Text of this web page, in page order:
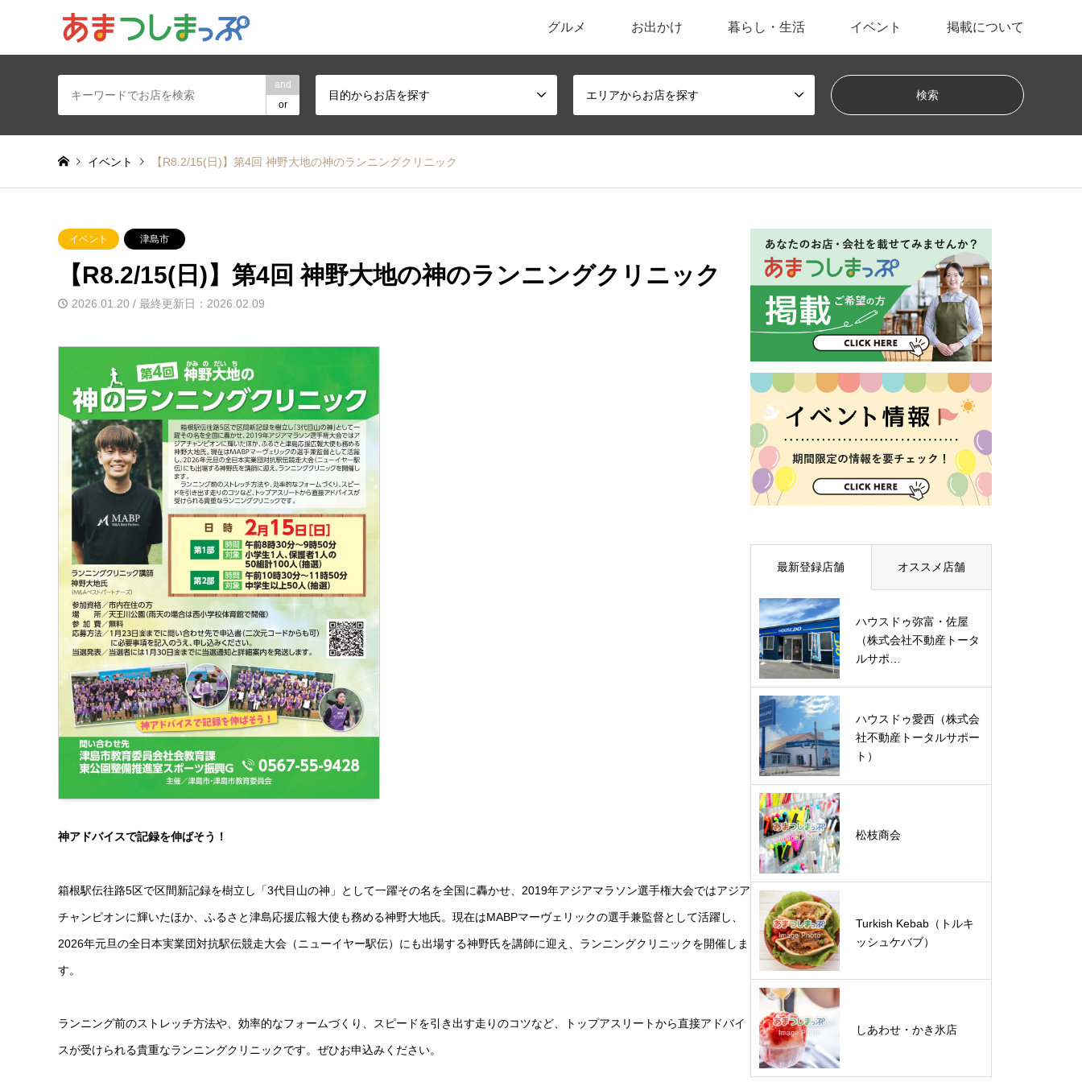
グルメ お出かけ 暮らし・生活 イベント 掲載について
and
or
目的からお店を探す エリアからお店を探す
イベント 【R8.2/15(日)】第4回 神野大地の神のランニングクリニック
イベント 津島市
【R8.2/15(日)】第4回 神野大地の神のランニングクリニック
2026.01.20 / 最終更新日：2026.02.09
神アドバイスで記録を伸ばそう！
箱根駅伝往路5区で区間新記録を樹立し「3代目山の神」として一躍その名を全国に轟かせ、2019年アジアマラソン選手権大会ではアジア
チャンピオンに輝いたほか、ふるさと津島応援広報大使も務める神野大地氏。現在はMABPマーヴェリックの選手兼監督として活躍し、
2026年元旦の全日本実業団対抗駅伝競走大会（ニューイヤー駅伝）にも出場する神野氏を講師に迎え、ランニングクリニックを開催しま
す。
ランニング前のストレッチ方法や、効率的なフォームづくり、スピードを引き出す走りのコツなど、トップアスリートから直接アドバイ
スが受けられる貴重なランニングクリニックです。ぜひお申込みください。
最新登録店舗 オススメ店舗
ハウスドゥ弥富・佐屋
（株式会社不動産トータ
ルサポ…
ハウスドゥ愛西（株式会
社不動産トータルサポー
ト）
松枝商会
Turkish Kebab（トルキ
ッシュケバブ）
しあわせ・かき氷店